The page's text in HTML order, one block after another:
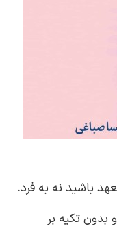
باشید نه به فرد.
بدون تکیه بر